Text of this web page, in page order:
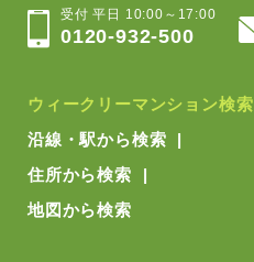
受付 平日 10:00～17:00
0120-932-500
ウィークリーマンション検索
沿線・駅から検索
住所から検索
地図から検索